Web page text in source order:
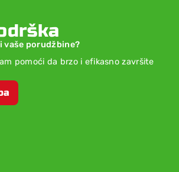
vaše porudžbine?
pomoći da brzo i efikasno završite